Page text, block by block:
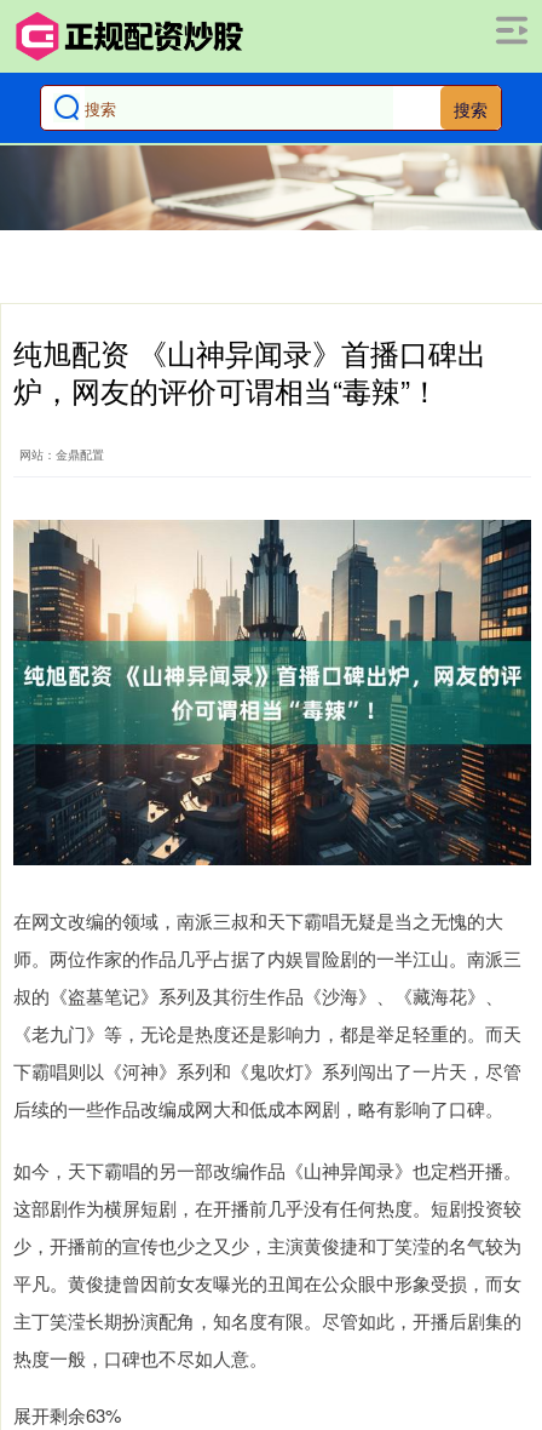
搜索
纯旭配资 《山神异闻录》首播口碑出
炉，网友的评价可谓相当“毒辣”！
网站：金鼎配置
在网文改编的领域，南派三叔和天下霸唱无疑是当之无愧的大
师。两位作家的作品几乎占据了内娱冒险剧的一半江山。南派三
叔的《盗墓笔记》系列及其衍生作品《沙海》、《藏海花》、
《老九门》等，无论是热度还是影响力，都是举足轻重的。而天
下霸唱则以《河神》系列和《鬼吹灯》系列闯出了一片天，尽管
后续的一些作品改编成网大和低成本网剧，略有影响了口碑。
如今，天下霸唱的另一部改编作品《山神异闻录》也定档开播。
这部剧作为横屏短剧，在开播前几乎没有任何热度。短剧投资较
少，开播前的宣传也少之又少，主演黄俊捷和丁笑滢的名气较为
平凡。黄俊捷曾因前女友曝光的丑闻在公众眼中形象受损，而女
主丁笑滢长期扮演配角，知名度有限。尽管如此，开播后剧集的
热度一般，口碑也不尽如人意。
展开剩余63%